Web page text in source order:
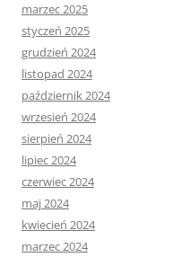
marzec 2025
styczeń 2025
grudzień 2024
listopad 2024
październik 2024
wrzesień 2024
sierpień 2024
lipiec 2024
czerwiec 2024
maj 2024
kwiecień 2024
marzec 2024